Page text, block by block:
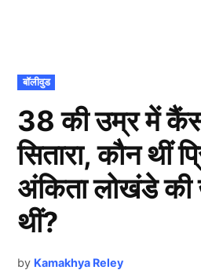
POSTED
IN
बॉलीवुड
38 की उम्र में
सितारा, कौन थीं
अंकिता लोखंडे की
थीं?
by Kamakhya Reley